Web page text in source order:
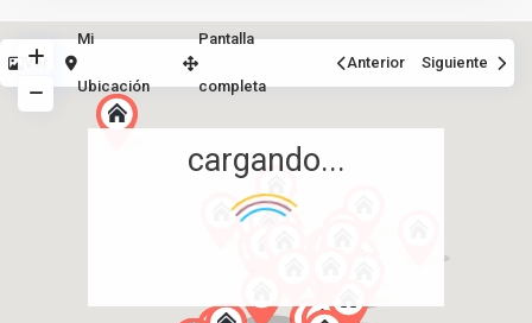
cargando...
Ver
Mi
Ubicación
Pantalla
completa
Anterior Siguiente